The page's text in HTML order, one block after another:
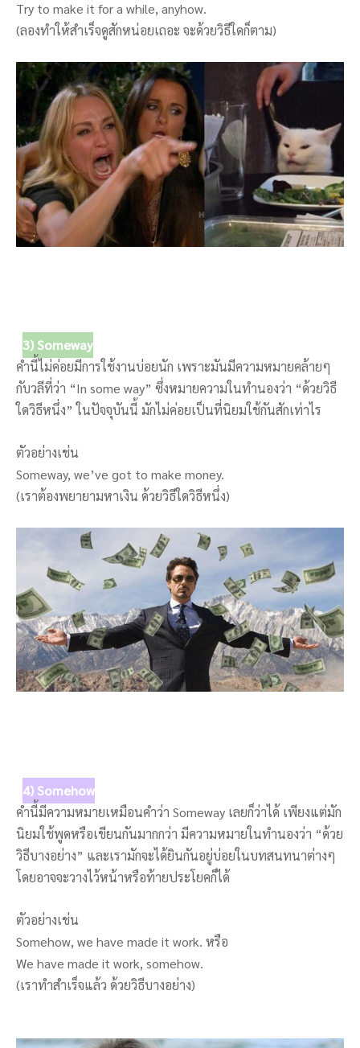
Try to make it for a while, anyhow.
(ลองทำให้สำเร็จดูสักหน่อยเถอะ จะด้วยวิธีใดก็ตาม)
3) Someway
คำนี้ไม่ค่อยมีการใช้งานบ่อยนัก เพราะมันมีความหมายคล้ายๆ
กับวลีที่ว่า “In some way” ซึ่งหมายความในทำนองว่า “ด้วยวิธี
ใดวิธีหนึ่ง” ในปัจจุบันนี้ มักไม่ค่อยเป็นที่นิยมใช้กันสักเท่าไร
ตัวอย่างเช่น
Someway, we’ve got to make money.
(เราต้องพยายามหาเงิน ด้วยวิธีใดวิธีหนึ่ง)
4) Somehow
คำนี้มีความหมายเหมือนคำว่า Someway เลยก็ว่าได้ เพียงแต่มัก
นิยมใช้พูดหรือเขียนกันมากกว่า มีความหมายในทำนองว่า “ด้วย
วิธีบางอย่าง” และเรามักจะได้ยินกันอยู่บ่อยในบทสนทนาต่างๆ
โดยอาจจะวางไว้หน้าหรือท้ายประโยคก็ได้
ตัวอย่างเช่น
Somehow, we have made it work. หรือ
We have made it work, somehow.
(เราทำสำเร็จแล้ว ด้วยวิธีบางอย่าง)